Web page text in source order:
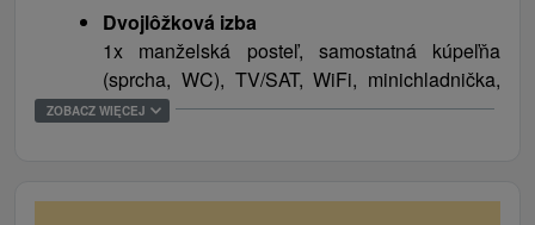
Dvojlôžková izba
1x manželská posteľ, samostatná kúpeľňa
(sprcha, WC), TV/SAT, WiFi, minichladnička,
niektoré izby s balkónom
ZOBACZ WIĘCEJ